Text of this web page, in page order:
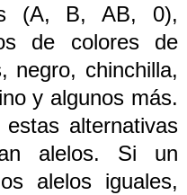
(A, B, AB, 0),
de colores de
negro, chinchilla,
y algunos más.
alternativas
alelos. Si un
alelos iguales,